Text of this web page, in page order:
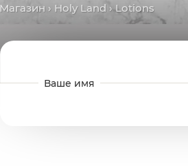
Магазин › Holy Land › Lotions